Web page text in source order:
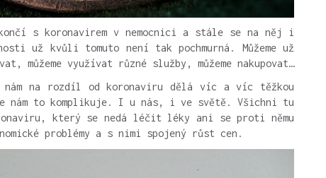
s koronavirem v nemocnici a stále se na něj i
už kvůli tomuto není tak pochmurná. Můžeme už
můžeme využívat různé služby, můžeme nakupovat…
nám na rozdíl od koronaviru dělá víc a víc těžkou
nám to komplikuje. I u nás, i ve světě. Všichni tu
který se nedá léčit léky ani se proti němu
problémy a s nimi spojený růst cen.